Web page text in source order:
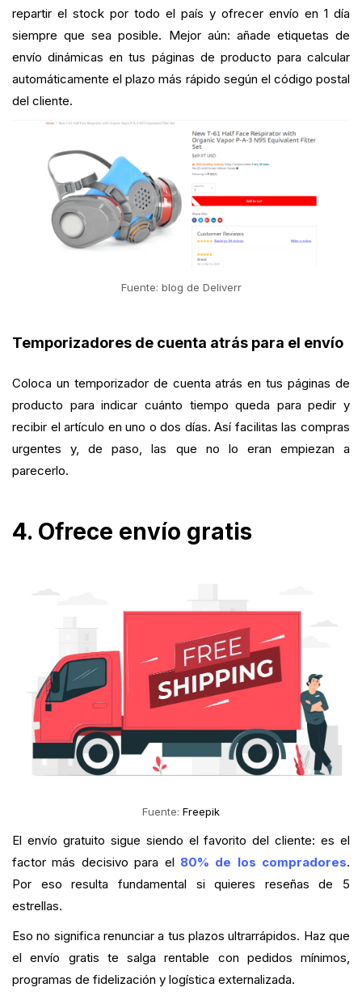
repartir el stock por todo el país y ofrecer envío en 1 día
siempre que sea posible. Mejor aún: añade etiquetas de
envío dinámicas en tus páginas de producto para calcular
automáticamente el plazo más rápido según el código postal
del cliente.
Fuente: blog de Deliverr
Temporizadores de cuenta atrás para el envío
Coloca un temporizador de cuenta atrás en tus páginas de
producto para indicar cuánto tiempo queda para pedir y
recibir el artículo en uno o dos días. Así facilitas las compras
urgentes y, de paso, las que no lo eran empiezan a
parecerlo.
4. Ofrece envío gratis
Fuente: Freepik
El envío gratuito sigue siendo el favorito del cliente: es el
factor más decisivo para el 80% de los compradores.
Por eso resulta fundamental si quieres reseñas de 5
estrellas.
Eso no significa renunciar a tus plazos ultrarrápidos. Haz que
el envío gratis te salga rentable con pedidos mínimos,
programas de fidelización y logística externalizada.